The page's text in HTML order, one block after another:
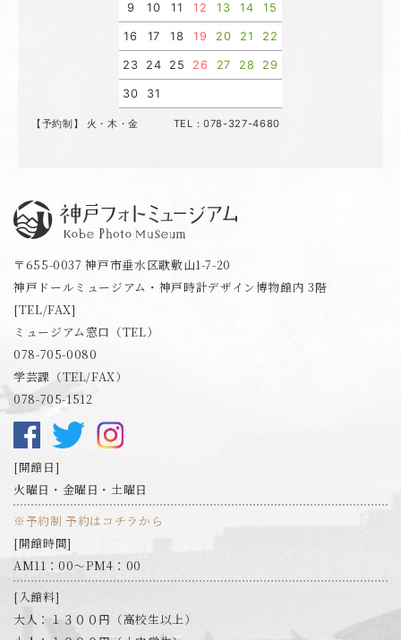
9 10 11 12 13 14 15
16 17 18 19 20 21 22
23 24 25 26 27 28 29
30 31
【予約制】 火・木・金 TEL：078-327-4680
〒655-0037 神戸市垂水区歌敷山1-7-20
神戸ドールミュージアム・神戸時計デザイン博物館内 3階
[TEL/FAX]
ミュージアム窓口（TEL）
078-705-0080
学芸課（TEL/FAX）
078-705-1512
開館日
火曜日・金曜日・土曜日
※予約制 予約はコチラから
開館時間
AM11：00～PM4：00
入館料
大人：１３００円（高校生以上）